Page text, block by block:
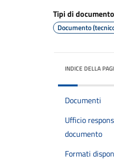
Tipi di documento
Documento
INDICE DELLA
Documenti
Ufficio
documento
Formati